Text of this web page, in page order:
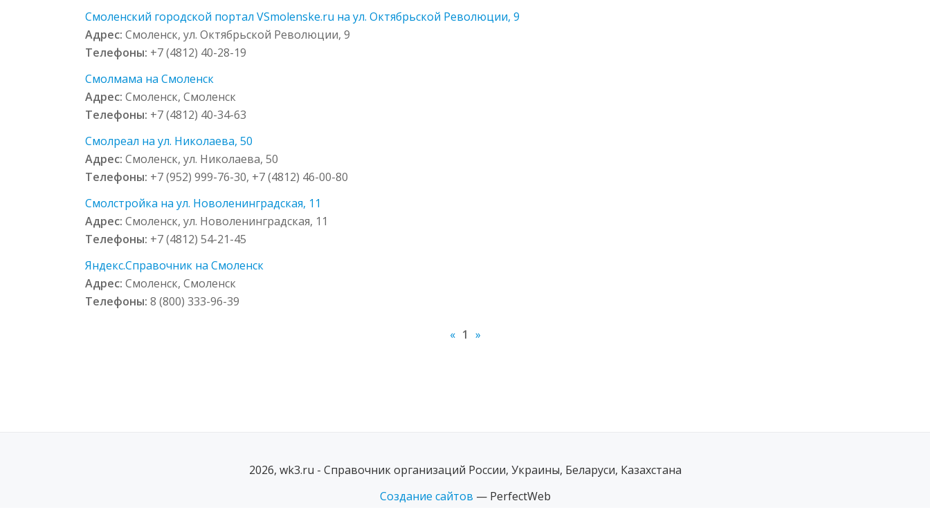
Смоленский городской портал VSmolenske.ru на ул. Октябрьской Революции, 9
Адрес:Смоленск, ул. Октябрьской Революции, 9
Телефоны: +7 (4812) 40-28-19
Смолмама на Смоленск
Адрес:Смоленск, Смоленск
Телефоны: +7 (4812) 40-34-63
Смолреал на ул. Николаева, 50
Адрес:Смоленск, ул. Николаева, 50
Телефоны: +7 (952) 999-76-30, +7 (4812) 46-00-80
Смолстройка на ул. Новоленинградская, 11
Адрес:Смоленск, ул. Новоленинградская, 11
Телефоны: +7 (4812) 54-21-45
Яндекс.Справочник на Смоленск
Адрес:Смоленск, Смоленск
Телефоны:8 (800) 333-96-39
« 1 »
2026, wk3.ru - Справочник организаций России, Украины, Беларуси, Казахстана
Создание сайтов — PerfectWeb